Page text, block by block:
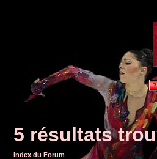
5 résultats
Index du Forum